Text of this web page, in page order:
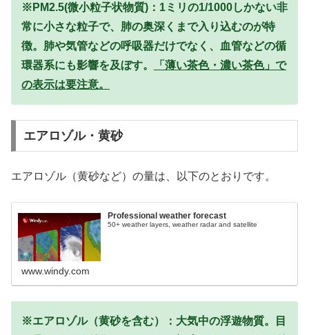
※PM2.5(微小粒子状物質)：1ミリの1/1000しかない非
常に小さな粒子で、肺の奥深くまで入り込むのが特
徴。肺や気管などの呼吸器だけでなく、血管などの循
環器系にも影響を及ぼす。
「薄い茶色・濃い茶色」で
の表示は要注意。
エアロゾル・黄砂
エアロゾル（黄砂など）の量は、以下のとおりです。
Professional weather forecast
50+ weather layers, weather radar and satellite
www.windy.com
※エアロゾル（黄砂を含む）：大気中の浮遊物質。目